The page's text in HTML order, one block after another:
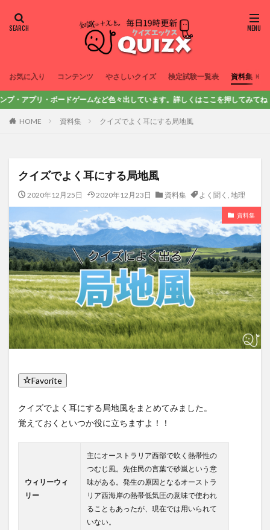
お気に入り コンテンツ やさしいクイズ 検定試験一覧表 資料集
ームなど色々出しています。詳しくはここを押してみてね！
HOME 資料集 クイズでよく耳にする局地風
クイズでよく耳にする局地風
2020年12月25日 2020年12月23日 資料集 よく聞く , 地理
資料集
Favorite
クイズでよく耳にする局地風をまとめてみました。
覚えておくといつか役に立ちますよ！！
ウィリーウィ
リー
主にオーストラリア西部で吹く熱帯性の
つむじ風。先住民の言葉で砂嵐という意
味がある。発生の原因となるオーストラ
リア西海岸の熱帯低気圧の意味で使われ
ることもあったが、現在では用いられて
いない。